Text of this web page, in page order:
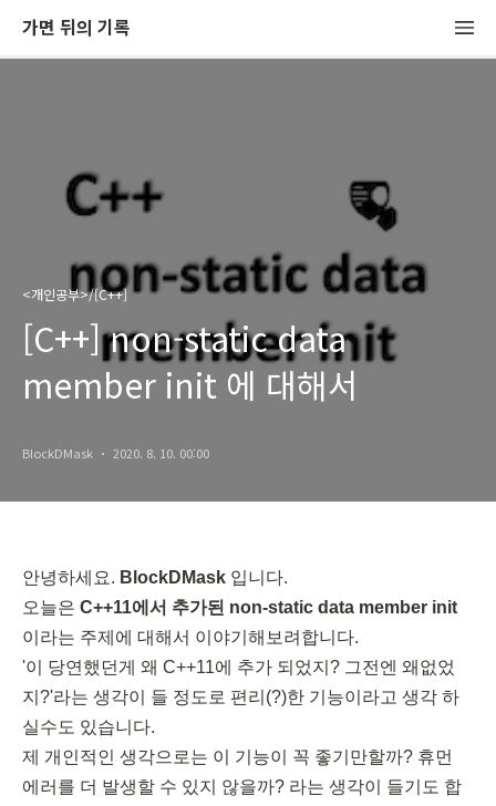
가면 뒤의 기록
<개인공부>/[C++]
[C++] non-static data
member init 에 대해서
BlockDMask 2020. 8. 10. 00:00
안녕하세요. BlockDMask 입니다.
오늘은 C++11에서 추가된 non-static data member init
이라는 주제에 대해서 이야기해보려합니다.
'이 당연했던게 왜 C++11에 추가 되었지? 그전엔 왜없었
지?'라는 생각이 들 정도로 편리(?)한 기능이라고 생각 하
실수도 있습니다.
제 개인적인 생각으로는 이 기능이 꼭 좋기만할까? 휴먼
에러를 더 발생할 수 있지 않을까? 라는 생각이 들기도 합